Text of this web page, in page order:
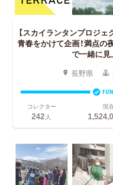
【スカイランタンプロジェ
青春をかけて企画！満点の
で一緒に見
長野県
コレクター
242人
現